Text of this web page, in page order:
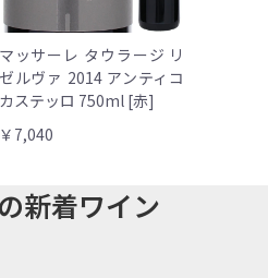
マッサーレ タウラージ リ
ゼルヴァ 2014 アンティコ
カステッロ 750ml [赤]
￥7,040
新着ワイン